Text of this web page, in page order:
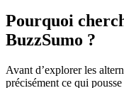
Pourquoi
BuzzSumo ?
Avant d’explorer les
précisément ce qui